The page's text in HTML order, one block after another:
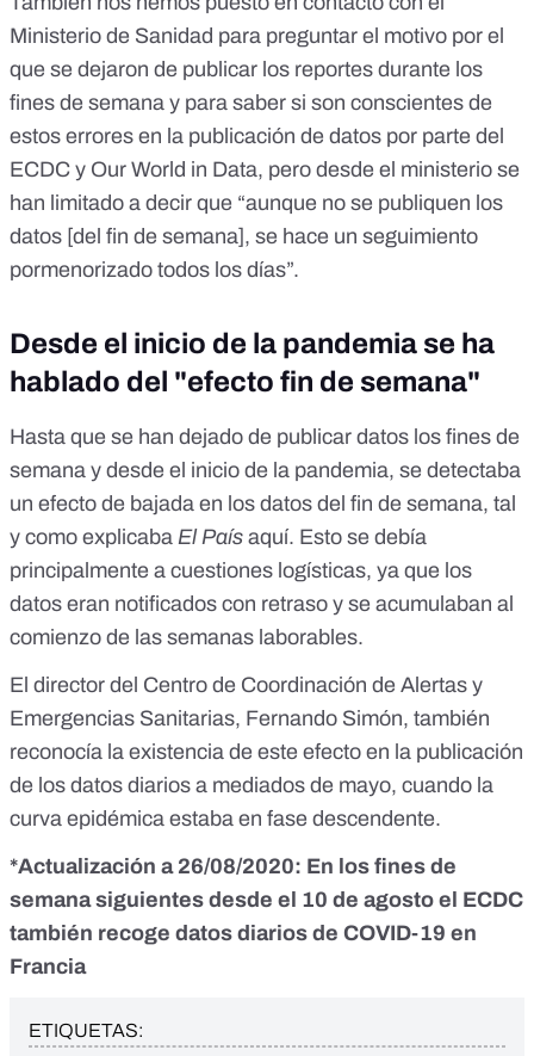
Ministerio de Sanidad para preguntar el motivo por el
que se dejaron de publicar los reportes durante los
fines de semana y para saber si son conscientes de
estos errores en la publicación de datos por parte del
ECDC y Our World in Data, pero desde el ministerio se
han limitado a decir que “aunque no se publiquen los
datos [del fin de semana], se hace un seguimiento
pormenorizado todos los días”.
Desde el inicio de la pandemia se ha
hablado del "efecto fin de semana"
Hasta que se han dejado de publicar datos los fines de
semana y desde el inicio de la pandemia, se detectaba
un efecto de bajada en los datos del fin de semana, tal
y como explicaba El País aquí. Esto se debía
principalmente a cuestiones logísticas, ya que los
datos eran notificados con retraso y se acumulaban al
comienzo de las semanas laborables.
El director del Centro de Coordinación de Alertas y
Emergencias Sanitarias, Fernando Simón, también
reconocía la existencia de este efecto en la publicación
de los datos diarios a mediados de mayo, cuando la
curva epidémica estaba en fase descendente.
*Actualización a 26/08/2020: En los fines de
semana siguientes desde el 10 de agosto el ECDC
también recoge datos diarios de COVID-19 en
Francia
ETIQUETAS: